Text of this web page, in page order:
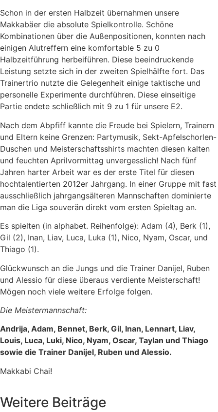
Schon in der ersten Halbzeit übernahmen unsere
Makkabäer die absolute Spielkontrolle. Schöne
Kombinationen über die Außenpositionen, konnten nach
einigen Alutreffern eine komfortable 5 zu 0
Halbzeitführung herbeiführen. Diese beeindruckende
Leistung setzte sich in der zweiten Spielhälfte fort. Das
Trainertrio nutzte die Gelegenheit einige taktische und
personelle Experimente durchführen. Diese einseitige
Partie endete schließlich mit 9 zu 1 für unsere E2.
Nach dem Abpfiff kannte die Freude bei Spielern, Trainern
und Eltern keine Grenzen: Partymusik, Sekt-Apfelschorlen-
Duschen und Meisterschaftsshirts machten diesen kalten
und feuchten Aprilvormittag unvergesslich! Nach fünf
Jahren harter Arbeit war es der erste Titel für diesen
hochtalentierten 2012er Jahrgang. In einer Gruppe mit fast
ausschließlich jahrgangsälteren Mannschaften dominierte
man die Liga souverän direkt vom ersten Spieltag an.
Es spielten (in alphabet. Reihenfolge): Adam (4), Berk (1),
Gil (2), Inan, Liav, Luca, Luka (1), Nico, Nyam, Oscar, und
Thiago (1).
Glückwunsch an die Jungs und die Trainer Danijel, Ruben
und Alessio für diese überaus verdiente Meisterschaft!
Mögen noch viele weitere Erfolge folgen.
Die Meistermannschaft:
Andrija, Adam, Bennet, Berk, Gil, Inan, Lennart, Liav,
Louis, Luca, Luki, Nico, Nyam, Oscar, Taylan und Thiago
sowie die Trainer Danijel, Ruben und Alessio.
Makkabi Chai!
Weitere Beiträge